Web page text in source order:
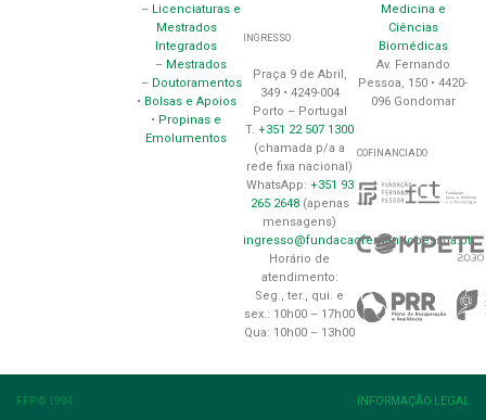
– Licenciaturas e
Mestrados
Integrados
– Mestrados
– Doutoramentos
• Bolsas e Apoios
• Propinas e
Emolumentos
INGRESSO
Praça 9 de Abril,
349 • 4249-004
Porto – Portugal
T.+351 22 507 1300
(chamada p/a a
rede fixa nacional)
WhatsApp: +351 93
265 2648(apenas
mensagens)
ingresso@fundacaofernandopessoa.pt
Horário de
atendimento:
Seg., ter., qui. e
sex.: 10h00 – 17h00
Qua: 10h00 – 13h00
Medicina e
Ciências
Biomédicas
Av. Fernando
Pessoa, 150 • 4420-
096 Gondomar
COFINANCIADO
FFP © 1994 INFORMAÇÃO LEGAL